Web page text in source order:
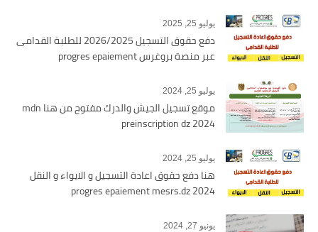
يوليو 25, 2025
دفع حقوق التسجيل 2026/2025 للطلبة القدامى
عبر منصة بروغرس progres epaiement
يوليو 25, 2024
موقع تسجيل الجيش والدرك مفتوح من هنا mdn
preinscription dz 2024
يوليو 25, 2024
هنا دفع حقوق اعادة التسجيل و الايواء و النقل
2024 progres epaiement mesrs.dz
يونيو 27, 2024